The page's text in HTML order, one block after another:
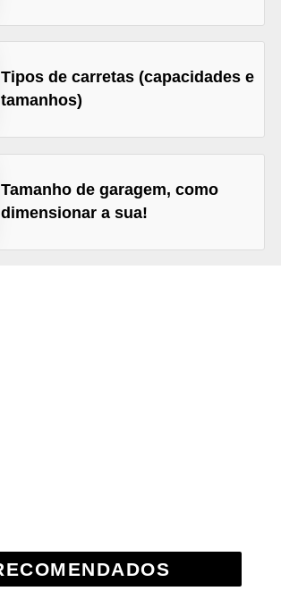
Tipos de carretas (capacidades e
tamanhos)
Tamanho de garagem, como
dimensionar a sua!